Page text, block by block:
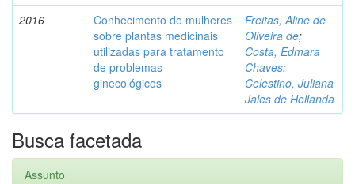
2016
Conhecimento de mulheres
sobre plantas medicinais
utilizadas para tratamento
de problemas
ginecológicos
Freitas, Aline de
Oliveira de;
Costa, Edmara
Chaves;
Celestino, Juliana
Jales de Hollanda
Busca facetada
Assunto